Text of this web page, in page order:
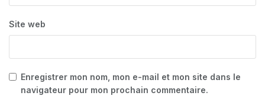
Site web
Enregistrer mon nom, mon e-mail et mon site dans le
navigateur pour mon prochain commentaire.